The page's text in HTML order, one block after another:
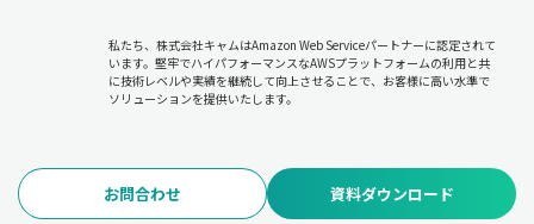
私たち、株式会社キャムはAmazon Web Serviceパートナーに認定されて
います。堅牢でハイパフォーマンスなAWSプラットフォームの利用と共
に技術レベルや実績を継続して向上させることで、お客様に高い水準で
ソリューションを提供いたします。
お問合わせ 資料ダウンロード